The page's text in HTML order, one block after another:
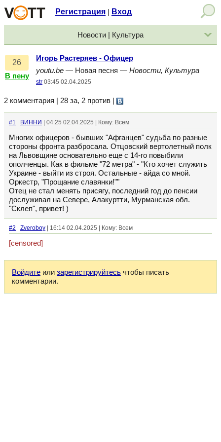
Регистрация Вход
Новости | Культура
26
В пену
Игорь Растеряев - Офицер
youtu.be — Новая песня — Новости, Культура
str 03:45 02.04.2025
2 комментария | 28 за, 2 против
#1 ВИННИ | 04:25 02.04.2025 | Кому: Всем
Многих офицеров - бывших "Афганцев" судьба по разные
стороны фронта разбросала. Отцовский вертолетный полк
на Львовщине основательно еще с 14-го повыбили
ополченцы. Как в фильме "72 метра" - "Кто хочет служить
Украине - выйти из строя. Остальные - айда со мной.
Оркестр, "Прощание славянки!""
Отец не стал менять присягу, последний год до пенсии
дослуживал на Севере, Алакуртти, Мурманская обл.
"Склеп", привет! )
#2 Zveroboy | 16:14 02.04.2025 | Кому: Всем
[censored]
Войдите или зарегистрируйтесь чтобы писать
комментарии.